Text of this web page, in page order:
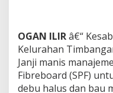
I
P
A
L
S
U
OGAN ILIRâ€“
Kelurahan
Janji manis
Fibreboard (SPF)
debu halus dan bau